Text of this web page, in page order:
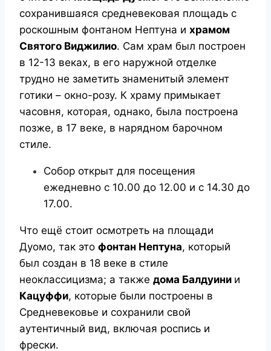
сохранившаяся средневековая площадь с
роскошным фонтаном Нептуна и храмом
Святого Виджилио. Сам храм был построен
в 12-13 веках, в его наружной отделке
трудно не заметить знаменитый элемент
готики – окно-розу. К храму примыкает
часовня, которая, однако, была построена
позже, в 17 веке, в нарядном барочном
стиле.
Собор открыт для посещения
ежедневно с 10.00 до 12.00 и с 14.30 до
17.00.
Что ещё стоит осмотреть на площади
Дуомо, так это фонтан Нептуна, который
был создан в 18 веке в стиле
неоклассицизма; а также дома Балдуини и
Кацуффи, которые были построены в
Средневековье и сохранили свой
аутентичный вид, включая роспись и
фрески.